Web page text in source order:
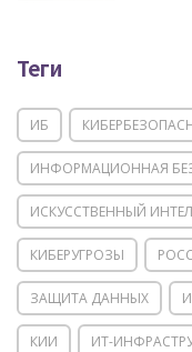
Теги
ИБ
ИНФОРМАЦИОННАЯ
ИСКУССТВЕННЫЙ
КИБЕРУГРОЗЫ
ЗАЩИТА ДАННЫХ
КИИ ИТ-